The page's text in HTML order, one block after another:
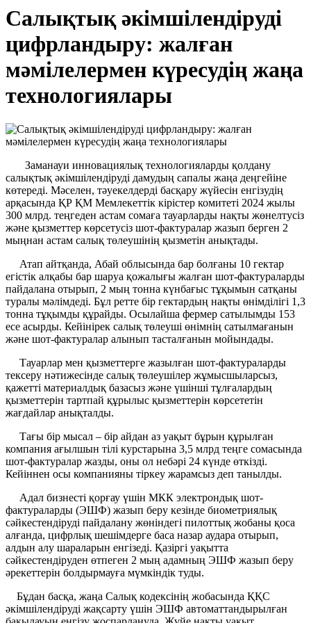
Салықтық әкімшілендіруді
цифрландыру: жалған
мәмілелермен күресудің жаңа
технологиялары
Заманауи инновациялық технологияларды қолдану
салықтық әкімшілендіруді дамудың сапалы жаңа деңгейіне
көтереді. Мәселен, тәуекелдерді басқару жүйесін енгізудің
арқасында ҚР ҚМ Мемлекеттік кірістер комитеті 2024 жылы
300 млрд. теңгеден астам сомаға тауарларды нақты жөнелтусіз
және қызметтер көрсетусіз шот-фактуралар жазып берген 2
мыңнан астам салық төлеушінің қызметін анықтады.
Атап айтқанда, Абай облысында бар болғаны 10 гектар
егістік алқабы бар шаруа қожалығы жалған шот-фактураларды
пайдалана отырып, 2 мың тонна күнбағыс тұқымын сатқаны
туралы мәлімдеді. Бұл ретте бір гектардың нақты өнімділігі 1,3
тонна тұқымды құрайды. Осылайша фермер сатылымды 153
есе асырды. Кейінірек салық төлеуші өнімнің сатылмағанын
және шот-фактуралар алынып тасталғанын мойындады.
Тауарлар мен қызметтерге жазылған шот-фактураларды
тексеру нәтижесінде салық төлеушілер жұмысшыларсыз,
қажетті материалдық базасыз және үшінші тұлғалардың
қызметтерін тартпай құрылыс қызметтерін көрсететін
жағдайлар анықталды.
Тағы бір мысал – бір айдан аз уақыт бұрын құрылған
компания ағылшын тілі курстарына 3,5 млрд теңге сомасында
шот-фактуралар жазды, оны ол небәрі 24 күнде өткізді.
Кейіннен осы компанияны тіркеу жарамсыз деп танылды.
Адал бизнесті қорғау үшін МКК электрондық шот-
фактураларды (ЭШФ) жазып беру кезінде биометриялық
сәйкестендіруді пайдалану жөніндегі пилоттық жобаны қоса
алғанда, цифрлық шешімдерге баса назар аудара отырып,
алдын алу шараларын енгізеді. Қазіргі уақытта
сәйкестендіруден өтпеген 2 мың адамның ЭШФ жазып беру
әрекеттерін болдырмауға мүмкіндік туды.
Бұдан басқа, жаңа Салық кодексінің жобасында ҚҚС
әкімшілендіруді жақсарту үшін ЭШФ автоматтандырылған